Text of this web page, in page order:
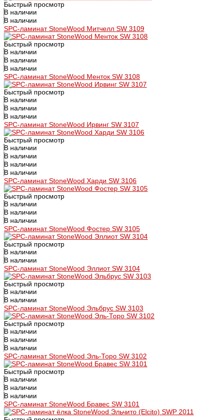
Быстрый просмотр
В наличии
В наличии
SPC-ламинат StoneWood Митчелл SW 3109
Быстрый просмотр
В наличии
В наличии
В наличии
SPC-ламинат StoneWood Менток SW 3108
Быстрый просмотр
В наличии
В наличии
В наличии
SPC-ламинат StoneWood Ирвинг SW 3107
Быстрый просмотр
В наличии
В наличии
В наличии
В наличии
SPC-ламинат StoneWood Харди SW 3106
Быстрый просмотр
В наличии
В наличии
В наличии
SPC-ламинат StoneWood Фостер SW 3105
Быстрый просмотр
В наличии
В наличии
SPC-ламинат StoneWood Эллиот SW 3104
Быстрый просмотр
В наличии
В наличии
SPC-ламинат StoneWood Эльбрус SW 3103
Быстрый просмотр
В наличии
В наличии
В наличии
SPC-ламинат StoneWood Эль-Торо SW 3102
Быстрый просмотр
В наличии
В наличии
В наличии
SPC-ламинат StoneWood Бравес SW 3101